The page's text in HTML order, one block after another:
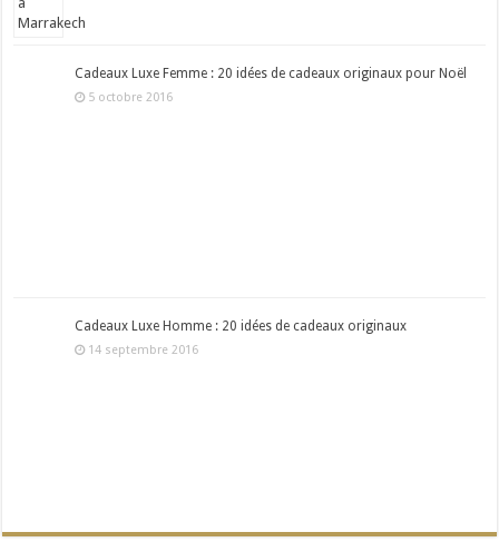
Cadeaux Luxe Femme : 20 idées de cadeaux originaux pour Noël
5 octobre 2016
Cadeaux Luxe Homme : 20 idées de cadeaux originaux
14 septembre 2016